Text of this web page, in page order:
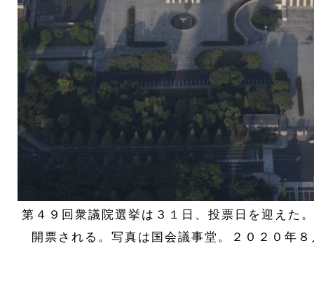
 第４９回衆議院選挙は３１日、投票日を迎え
開票される。写真は国会議事堂。２０２０年